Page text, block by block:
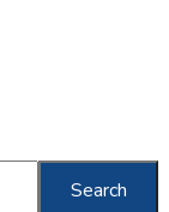
Search